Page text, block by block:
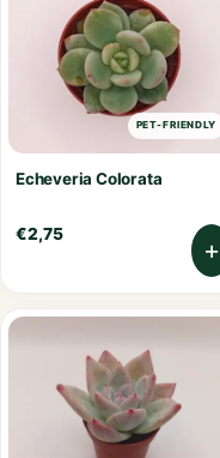
PET-FRIENDLY
Echeveria Colorata
€2,75
+